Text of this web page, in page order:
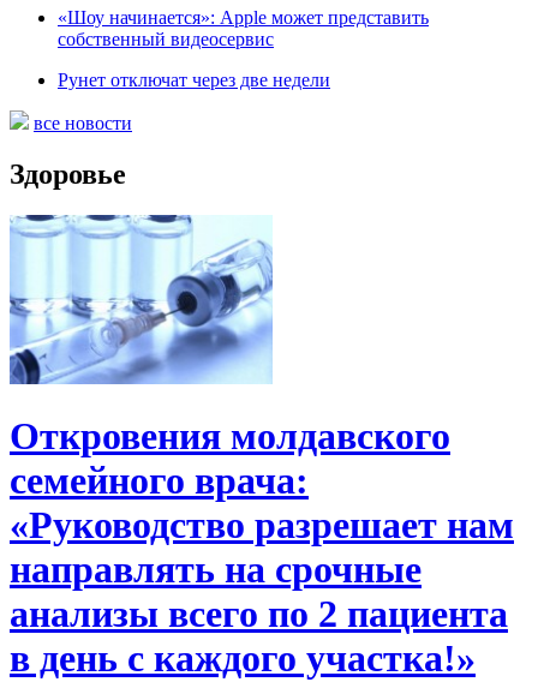
«Шоу начинается»: Apple может представить
собственный видеосервис
Рунет отключат через две недели
все новости
Здоровье
Откровения молдавского
семейного врача:
«Руководство разрешает нам
направлять на срочные
анализы всего по 2 пациента
в день с каждого участка!»